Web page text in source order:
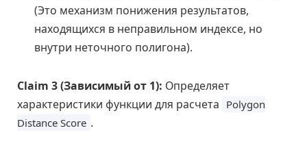
(Это механизм понижения результатов,
находящихся в неправильном индексе, но
внутри неточного полигона).
Claim 3 (Зависимый от 1): Определяет
характеристики функции для расчета Polygon
Distance Score .